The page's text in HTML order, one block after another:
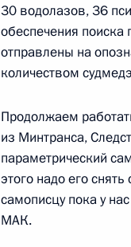
Поездка в
10 сентября 2010 года
30 водолазов, 36
обеспечения поиска
отправлены на
количеством
Продолжаем
из Минтранса,
параметрический
этого надо его
самописцу пока у
МАК.